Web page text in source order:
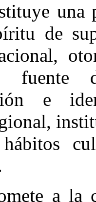
una
de
de
e
a la